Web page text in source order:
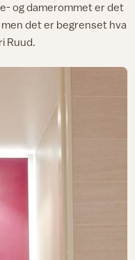
og damerommet er det
det er begrenset hva
Ruud.